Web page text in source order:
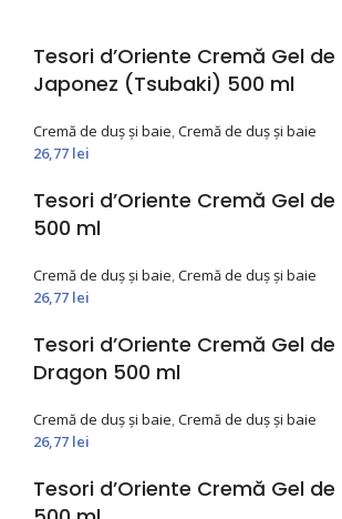
Tesori d’Oriente Cremă Gel de
Japonez (Tsubaki) 500 ml
Cremă de duș și baie,Cremă de duș și baie
26,77 lei
Tesori d’Oriente Cremă Gel de
500 ml
Cremă de duș și baie,Cremă de duș și baie
26,77 lei
Tesori d’Oriente Cremă Gel de
Dragon 500 ml
Cremă de duș și baie,Cremă de duș și baie
26,77 lei
Tesori d’Oriente Cremă Gel